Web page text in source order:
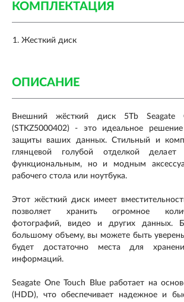
КОМПЛЕКТАЦИЯ
Жесткий диск
ОПИСАНИЕ
Внешний жёсткий диск 5Tb Seagate
(STKZ5000402) - это идеальное
защиты ваших данных. Стильный и
глянцевой голубой отделкой
функциональным, но и модным
рабочего стола или ноутбука.
Этот жёсткий диск имеет
позволяет хранить огромное
фотографий, видео и других данных.
большому объему, вы можете быть
будет достаточно места для
информаций.
Seagate One Touch Blue работает на
(HDD), что обеспечивает надежное и